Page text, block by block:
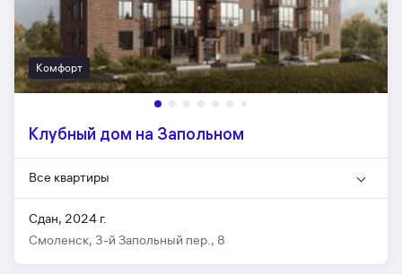
Комфорт
Клубный дом на Запольном
Все квартиры
Сдан, 2024 г.
Смоленск, 3-й Запольный пер., 8